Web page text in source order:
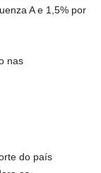
A e 1,5% por
nas
do país